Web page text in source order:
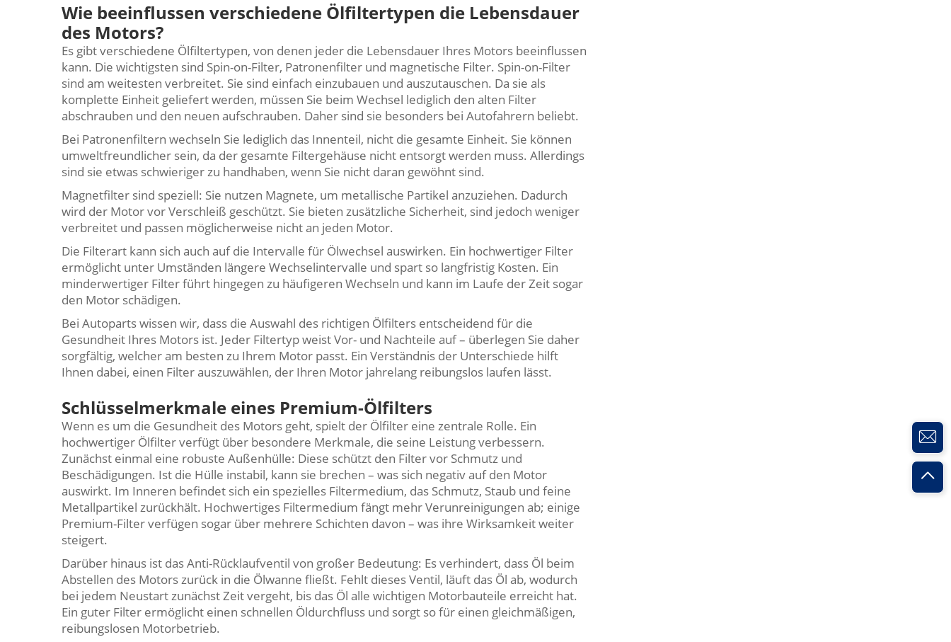
Wie beeinflussen verschiedene Ölfiltertypen die Lebensdauer
des Motors?
Es gibt verschiedene Ölfiltertypen, von denen jeder die Lebensdauer Ihres Motors beeinflussen
kann. Die wichtigsten sind Spin-on-Filter, Patronenfilter und magnetische Filter. Spin-on-Filter
sind am weitesten verbreitet. Sie sind einfach einzubauen und auszutauschen. Da sie als
komplette Einheit geliefert werden, müssen Sie beim Wechsel lediglich den alten Filter
abschrauben und den neuen aufschrauben. Daher sind sie besonders bei Autofahrern beliebt.
Bei Patronenfiltern wechseln Sie lediglich das Innenteil, nicht die gesamte Einheit. Sie können
umweltfreundlicher sein, da der gesamte Filtergehäuse nicht entsorgt werden muss. Allerdings
sind sie etwas schwieriger zu handhaben, wenn Sie nicht daran gewöhnt sind.
Magnetfilter sind speziell: Sie nutzen Magnete, um metallische Partikel anzuziehen. Dadurch
wird der Motor vor Verschleiß geschützt. Sie bieten zusätzliche Sicherheit, sind jedoch weniger
verbreitet und passen möglicherweise nicht an jeden Motor.
Die Filterart kann sich auch auf die Intervalle für Ölwechsel auswirken. Ein hochwertiger Filter
ermöglicht unter Umständen längere Wechselintervalle und spart so langfristig Kosten. Ein
minderwertiger Filter führt hingegen zu häufigeren Wechseln und kann im Laufe der Zeit sogar
den Motor schädigen.
Bei Autoparts wissen wir, dass die Auswahl des richtigen Ölfilters entscheidend für die
Gesundheit Ihres Motors ist. Jeder Filtertyp weist Vor- und Nachteile auf – überlegen Sie daher
sorgfältig, welcher am besten zu Ihrem Motor passt. Ein Verständnis der Unterschiede hilft
Ihnen dabei, einen Filter auszuwählen, der Ihren Motor jahrelang reibungslos laufen lässt.
Schlüsselmerkmale eines Premium-Ölfilters
Wenn es um die Gesundheit des Motors geht, spielt der Ölfilter eine zentrale Rolle. Ein
hochwertiger Ölfilter verfügt über besondere Merkmale, die seine Leistung verbessern.
Zunächst einmal eine robuste Außenhülle: Diese schützt den Filter vor Schmutz und
Beschädigungen. Ist die Hülle instabil, kann sie brechen – was sich negativ auf den Motor
auswirkt. Im Inneren befindet sich ein spezielles Filtermedium, das Schmutz, Staub und feine
Metallpartikel zurückhält. Hochwertiges Filtermedium fängt mehr Verunreinigungen ab; einige
Premium-Filter verfügen sogar über mehrere Schichten davon – was ihre Wirksamkeit weiter
steigert.
Darüber hinaus ist das Anti-Rücklaufventil von großer Bedeutung: Es verhindert, dass Öl beim
Abstellen des Motors zurück in die Ölwanne fließt. Fehlt dieses Ventil, läuft das Öl ab, wodurch
bei jedem Neustart zunächst Zeit vergeht, bis das Öl alle wichtigen Motorbauteile erreicht hat.
Ein guter Filter ermöglicht einen schnellen Öldurchfluss und sorgt so für einen gleichmäßigen,
reibungslosen Motorbetrieb.